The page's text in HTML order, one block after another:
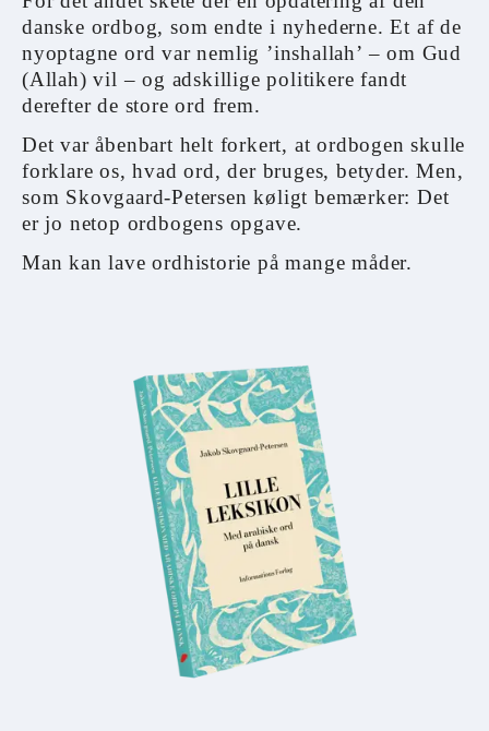
danske ordbog, som endte i nyhederne. Et af de
nyoptagne ord var nemlig ’inshallah’ – om Gud
(Allah) vil – og adskillige politikere fandt
derefter de store ord frem.
Det var åbenbart helt forkert, at ordbogen skulle
forklare os, hvad ord, der bruges, betyder. Men,
som Skovgaard-Petersen køligt bemærker: Det
er jo netop ordbogens opgave.
Man kan lave ordhistorie på mange måder.